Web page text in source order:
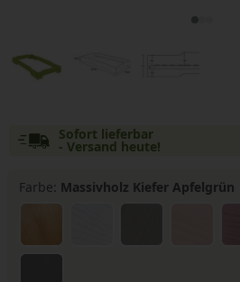
Sofort lieferbar
- Versand heute!
Farbe: Massivholz Kiefer Apfelgrün